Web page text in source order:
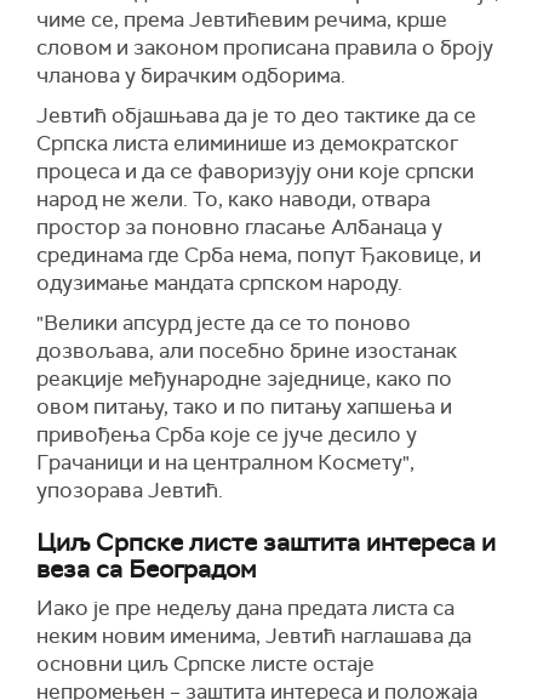
чиме се, према Јевтићевим речима, крше
словом и законом прописана правила о броју
чланова у бирачким одборима.
Јевтић објашњава да је то део тактике да се
Српска листа елиминише из демократског
процеса и да се фаворизују они које српски
народ не жели. То, како наводи, отвара
простор за поновно гласање Албанаца у
срединама где Срба нема, попут Ђаковице, и
одузимање мандата српском народу.
"Велики апсурд јесте да се то поново
дозвољава, али посебно брине изостанак
реакције међународне заједнице, како по
овом питању, тако и по питању хапшења и
привођења Срба које се јуче десило у
Грачаници и на централном Космету",
упозорава Јевтић.
Циљ Српске листе заштита интереса и
веза са Београдом
Иако је пре недељу дана предата листа са
неким новим именима, Јевтић наглашава да
основни циљ Српске листе остаје
непромењен – заштита интереса и положаја